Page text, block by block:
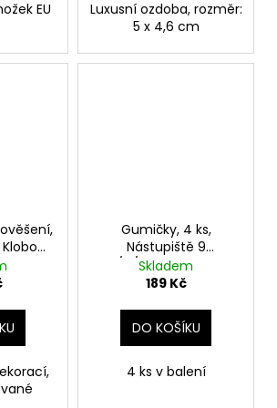
EU
Luxusní ozdoba, rozměr:
5 x 4,6 cm
Gumičky, 4 ks,
Nástupiště 9
3/4/Relikvie smrti,
Harry Potter
Skladem
189 Kč
DO KOŠÍKU
4 ks v balení